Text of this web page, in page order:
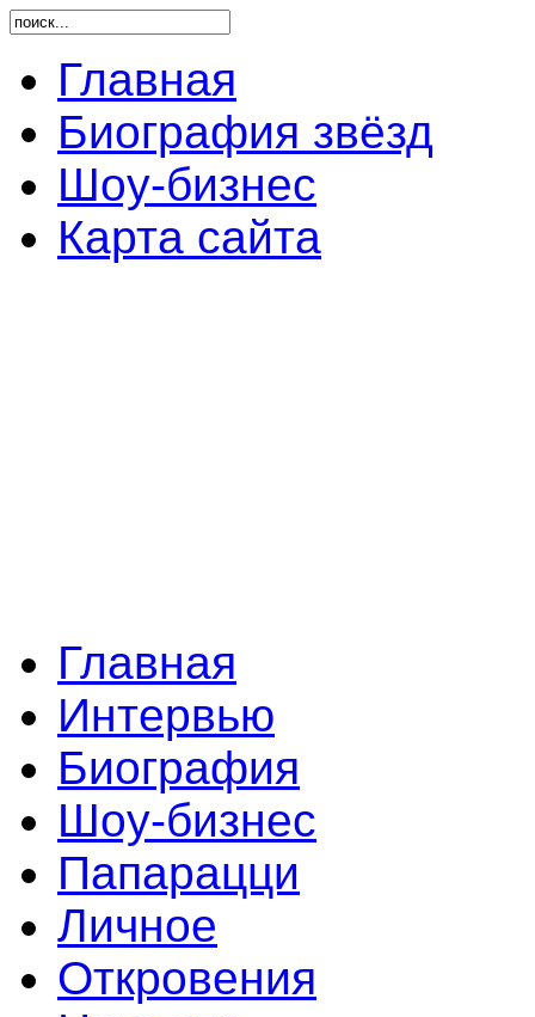
Главная
Биография звёзд
Шоу-бизнес
Карта сайта
Главная
Интервью
Биография
Шоу-бизнес
Папарацци
Личное
Откровения